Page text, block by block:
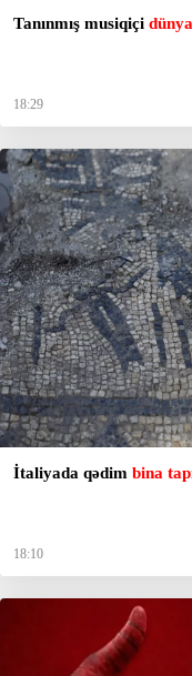
Tanınmış musiqiçi
18:29
İtaliyada qədim bina
18:10